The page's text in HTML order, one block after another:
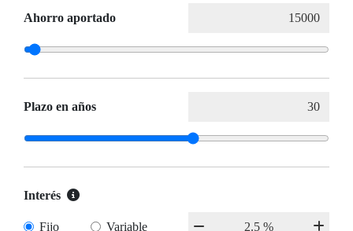
Ahorro aportado
Plazo en años
Interés
Fijo Variable